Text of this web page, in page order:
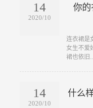
14
2020/10
你的
连衣裙是
女生不爱
裙也依旧...
14
2020/10
什么